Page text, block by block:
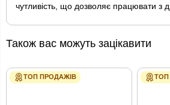
чутливість, що дозволяє працювати з
Також вас можуть зацікавити
ТОП ПРОДАЖІВ ТОП